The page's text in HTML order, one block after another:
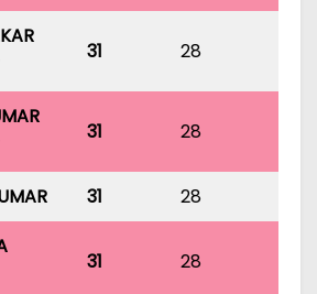
31 28
31 28
31 28
31 28